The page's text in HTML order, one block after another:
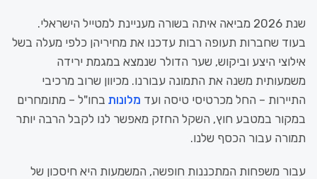
שנת 2026 מביאה איתה בשורה מעניינת למטייל הישראלי.
בעוד שחברות תעופה רבות עדכנו את מחיריהן כלפי מעלה בשל
אילוצי היצע וביקוש, שער הדולר שנמצא במגמת ירידה
משמעותית משנה את התמונה עבורנו. מכיוון שרוב מרכיבי
התיירות – החל מכרטיסי טיסה ועד מלונות בחו"ל – מתומחרים
במקור במטבע חוץ, השקל החזק מאפשר לנו לקבל הרבה יותר
תמורה עבור הכסף שלנו.
עבור משפחות המתכננות חופשה, המשמעות היא חיסכון של